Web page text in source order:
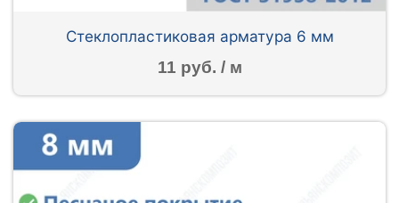
Стеклопластиковая арматура 6 мм
11 руб. / м